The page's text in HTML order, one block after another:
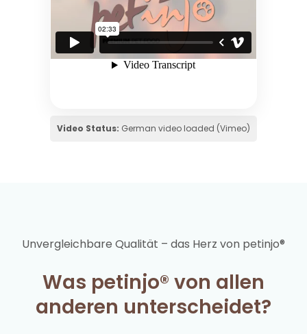
Video Status: German video loaded (Vimeo)
Unvergleichbare Qualität – das Herz von petinjo®
Was petinjo® von allen
anderen unterscheidet?